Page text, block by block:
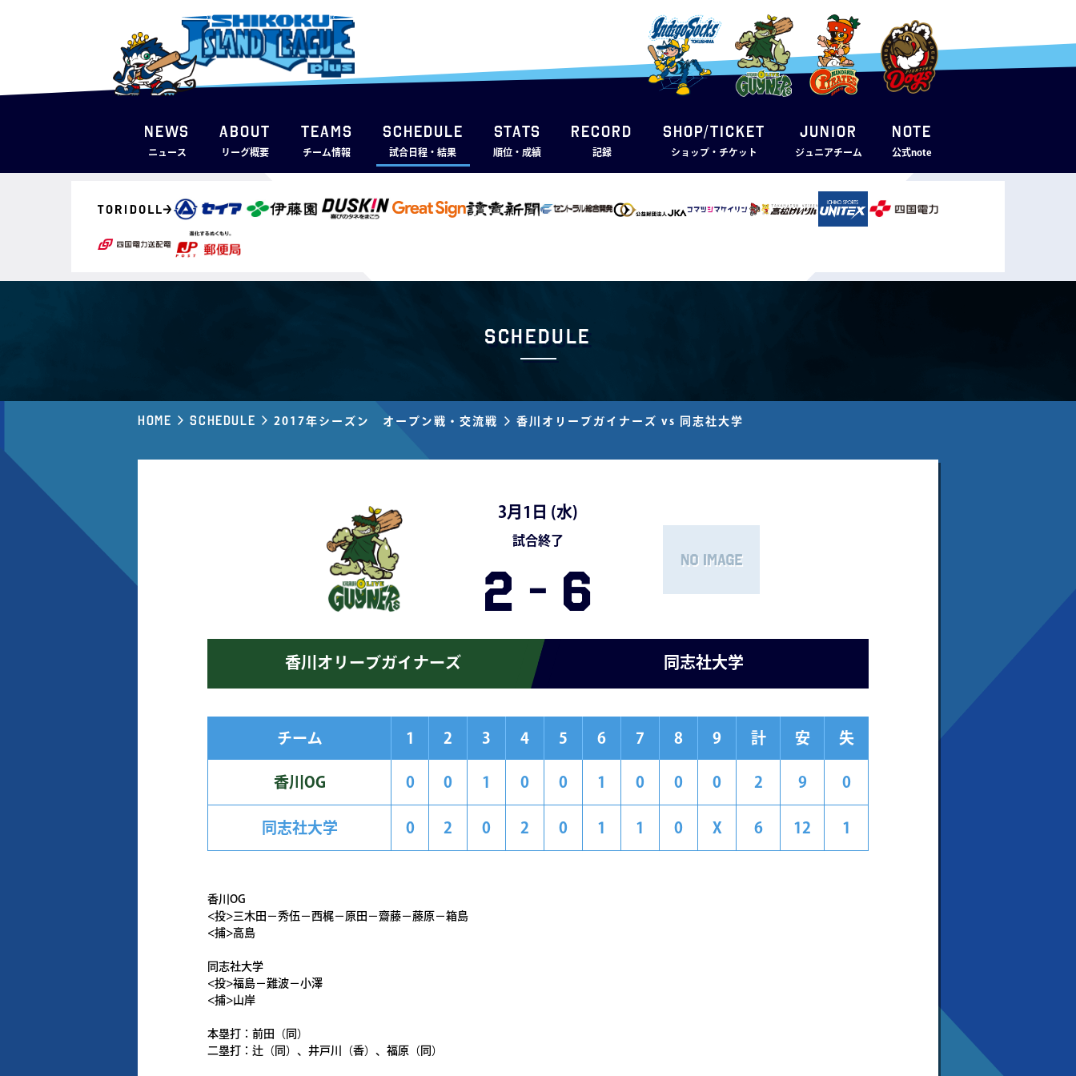
NEWS
ニュース
ABOUT
リーグ概要
TEAMS
チーム情報
SCHEDULE
試合日程・結果
STATS
順位・成績
RECORD
記録
SHOP/TICKET
ショップ・チケット
JUNIOR
ジュニアチーム
note
公式note
Schedule
Home Schedule 2017年シーズン オープン戦・交流戦 香川オリーブガイナーズ vs 同志社大学
3月1日 (水)
試合終了
2 - 6
香川オリーブガイナーズ 同志社大学
チーム 1 2 3 4 5 6 7 8 9 計 安 失
香川OG 0 0 1 0 0 1 0 0 0 2 9 0
同志社大学 0 2 0 2 0 1 1 0 X 6 12 1
香川OG
<投>三木田－秀伍－西梶－原田－齋藤－藤原－箱島
<捕>高島
同志社大学
<投>福島－難波－小澤
<捕>山岸
本塁打：前田（同）
二塁打：辻（同）、井戸川（香）、福原（同）